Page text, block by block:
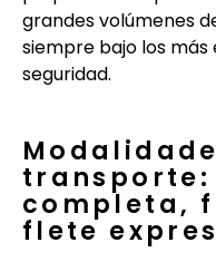
grandes volúmenes
siempre bajo los
seguridad.
transporte:
completa,
flete